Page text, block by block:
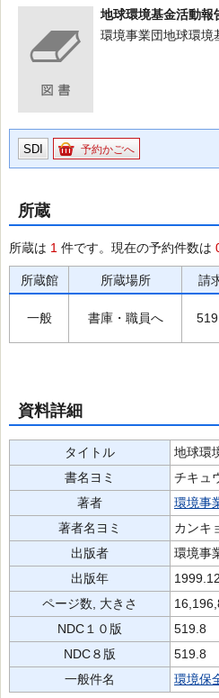
地球環境基金活動報
環境事業団地球環
SDI 予約かごへ
所蔵
所蔵は 1 件です。現在の予約件数は
所蔵館 所蔵場所 請
一般 書庫・職員へ
資料詳細
タイトル
地球環
書名ヨミ
チキ
著者
環境事
著者名ヨミ
カンキ
出版者
環境事
出版年
1999.12
ページ数, 大きさ
NDC１０版
519.8
NDC８版
519.8
一般件名
環境保